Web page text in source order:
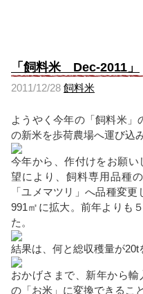
「飼料米 Dec-2011」
2011/12/28 飼料米
ようやく今年の「飼料米
の新米を歩荷農場へ運び込
今年から、作付けをお願
望により、飼料専用品種
「ユメマツリ」へ品種変
991㎡に拡大。前年よりも
た。
結果は、何と総収穫量が20t
おかげさまで、新年から
の「お米」に変換できるこ